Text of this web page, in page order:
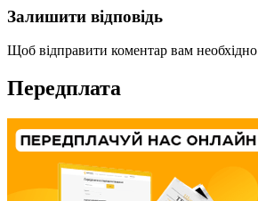
Залишити відповідь
Щоб відправити коментар вам необхідно
Передплата